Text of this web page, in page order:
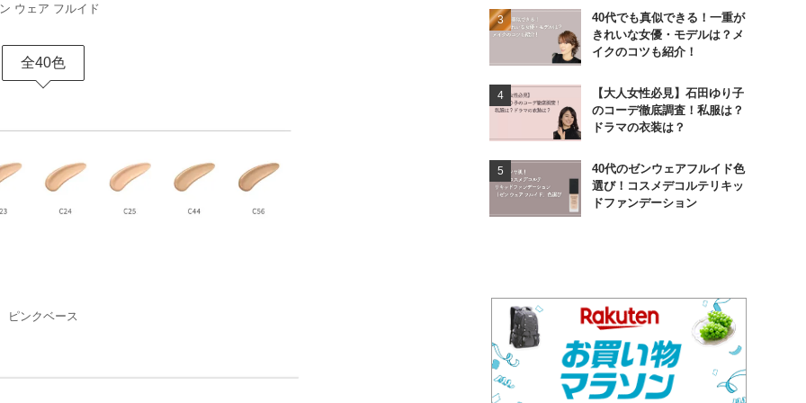
ウェア フルイド
全40色
ピンクベース
40代でも真似できる！一重が
きれいな女優・モデルは？メ
イクのコツも紹介！
【大人女性必見】石田ゆり子
のコーデ徹底調査！私服は？
ドラマの衣装は？
40代のゼンウェアフルイド色
選び！コスメデコルテリキッ
ドファンデーション